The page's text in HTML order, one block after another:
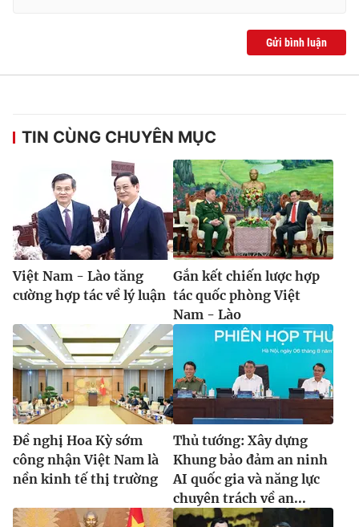
Gửi bình luận
TIN CÙNG CHUYÊN MỤC
Việt Nam - Lào tăng
cường hợp tác về lý luận
Gắn kết chiến lược hợp
tác quốc phòng Việt
Nam - Lào
Đề nghị Hoa Kỳ sớm
công nhận Việt Nam là
nền kinh tế thị trường
Thủ tướng: Xây dựng
Khung bảo đảm an ninh
AI quốc gia và năng lực
chuyên trách về an...